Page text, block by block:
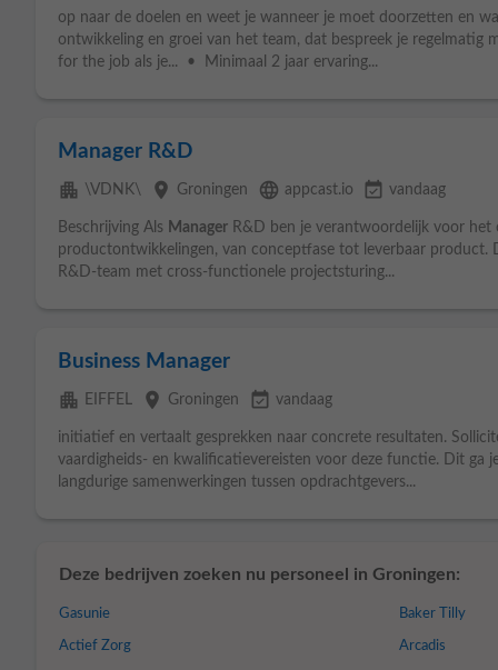
op naar de doelen en weet je wanneer je moet doorzetten en
ontwikkeling en groei van het team, dat bespreek je regelmatig
for the job als je... • Minimaal 2 jaar ervaring...
Manager R&D
apartment \VDNK\ place Groningen language appcast.io event_available vandaag
Beschrijving Als Manager R&D ben je verantwoordelijk voor het
productontwikkelingen, van conceptfase tot leverbaar product.
R&D-team met cross-functionele projectsturing...
Business Manager
apartment EIFFEL place Groningen event_available vandaag
initiatief en vertaalt gesprekken naar concrete resultaten.
vaardigheids- en kwalificatievereisten voor deze functie. Dit ga
langdurige samenwerkingen tussen opdrachtgevers...
Deze bedrijven zoeken nu personeel in Groningen:
Gasunie
Actief Zorg
Baker Tilly
Arcadis